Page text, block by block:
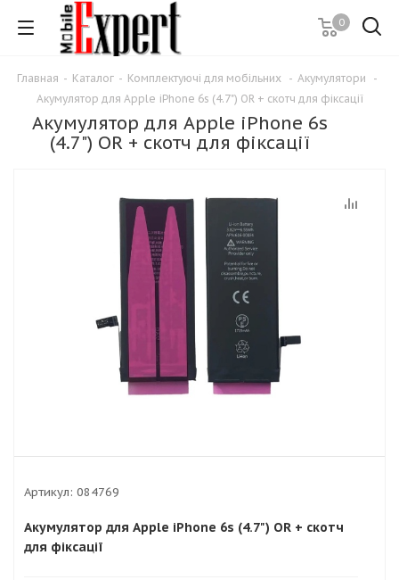
0
Главная - Каталог - Комплектуючі для мобільних - Акумулятори
-
Акумулятор для Apple iPhone 6s (4.7") OR + скотч для фіксації
Акумулятор для Apple iPhone 6s
(4.7") OR + скотч для фіксації
Артикул: 084769
Акумулятор для Apple iPhone 6s (4.7") OR + скотч
для фіксації